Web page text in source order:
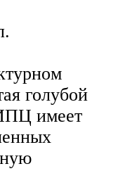
голубой
имеет